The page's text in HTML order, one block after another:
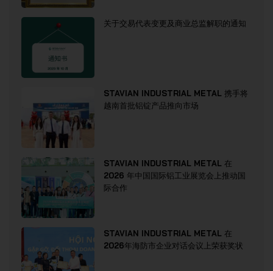
关于交易代表变更及商业总监解职的通知
STAVIAN INDUSTRIAL METAL 携手将
越南首批铝锭产品推向市场
STAVIAN INDUSTRIAL METAL 在
2026 年中国国际铝工业展览会上推动国
际合作
STAVIAN INDUSTRIAL METAL 在
2026年海防市企业对话会议上荣获奖状